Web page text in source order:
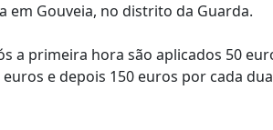
em Gouveia, no distrito da Guarda.
a primeira hora são aplicados 50
e depois 150 euros por cada